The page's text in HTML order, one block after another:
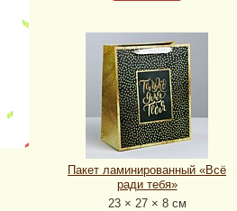
Пакет ламинированный «Всё
ради тебя»
23 × 27 × 8 см